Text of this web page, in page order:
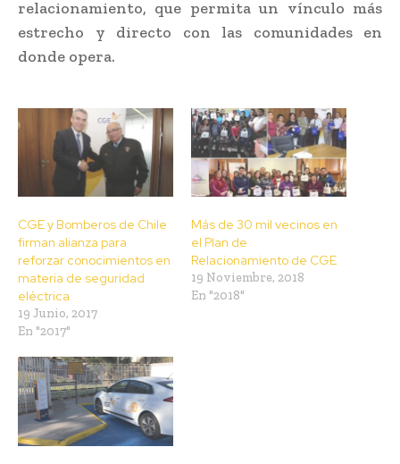
relacionamiento, que permita un vínculo más
estrecho y directo con las comunidades en
donde opera.
CGE y Bomberos de Chile
firman alianza para
reforzar conocimientos en
materia de seguridad
eléctrica
19 Junio, 2017
En "2017"
Más de 30 mil vecinos en
el Plan de
Relacionamiento de CGE
19 Noviembre, 2018
En "2018"